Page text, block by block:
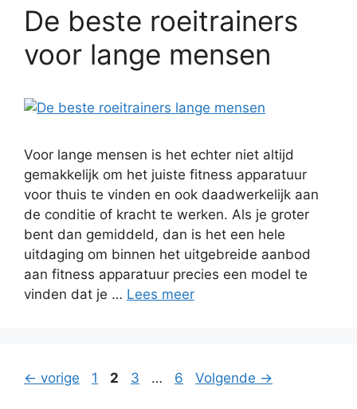
De beste roeitrainers
voor lange mensen
Voor lange mensen is het echter niet altijd
gemakkelijk om het juiste fitness apparatuur
voor thuis te vinden en ook daadwerkelijk aan
de conditie of kracht te werken. Als je groter
bent dan gemiddeld, dan is het een hele
uitdaging om binnen het uitgebreide aanbod
aan fitness apparatuur precies een model te
vinden dat je … Lees meer
Berichtnavigatie
← vorige Pagina
1 Pagina
2 Pagina
3 … Pagina
6 Volgende →